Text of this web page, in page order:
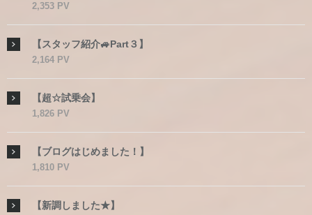
2,353 PV
【スタッフ紹介🚙Part３】
2,164 PV
【超☆試乗会】
1,826 PV
【ブログはじめました！】
1,810 PV
【新調しました★】